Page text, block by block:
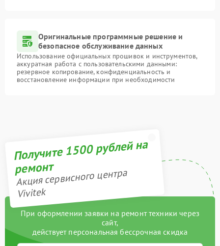
Оригинальные программные решение и
безопасное обслуживание данных
Использование официальных прошивок и инструментов,
аккуратная работа с пользовательскими данными:
резервное копирование, конфиденциальность и
восстановление информации при необходимости
Получите 1500 рублей на
ремонт
Акция сервисного центра
Vivitek
При оформлении заявки на ремонт техники через
сайт,
действует персональная бессрочная скидка